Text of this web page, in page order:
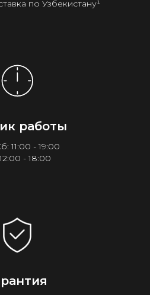
по Узбекистану¹
работы
11:00 - 19:00
- 18:00